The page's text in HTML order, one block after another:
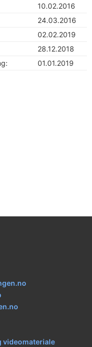
10.02.2016
24.03.2016
02.02.2019
28.12.2018
01.01.2019
videomateriale